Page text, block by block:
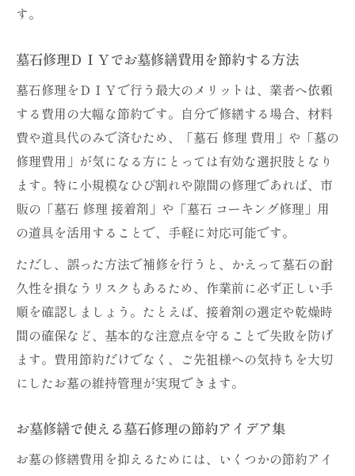
す。
墓石修理ＤＩＹでお墓修繕費用を節約する方法
墓石修理をＤＩＹで行う最大のメリットは、業者へ依頼
する費用の大幅な節約です。自分で修繕する場合、材料
費や道具代のみで済むため、「墓石 修理 費用」や「墓の
修理費用」が気になる方にとっては有効な選択肢となり
ます。特に小規模なひび割れや隙間の修理であれば、市
販の「墓石 修理 接着剤」や「墓石 コーキング修理」用
の道具を活用することで、手軽に対応可能です。
ただし、誤った方法で補修を行うと、かえって墓石の耐
久性を損なうリスクもあるため、作業前に必ず正しい手
順を確認しましょう。たとえば、接着剤の選定や乾燥時
間の確保など、基本的な注意点を守ることで失敗を防げ
ます。費用節約だけでなく、ご先祖様への気持ちを大切
にしたお墓の維持管理が実現できます。
お墓修繕で使える墓石修理の節約アイデア集
お墓の修繕費用を抑えるためには、いくつかの節約アイ